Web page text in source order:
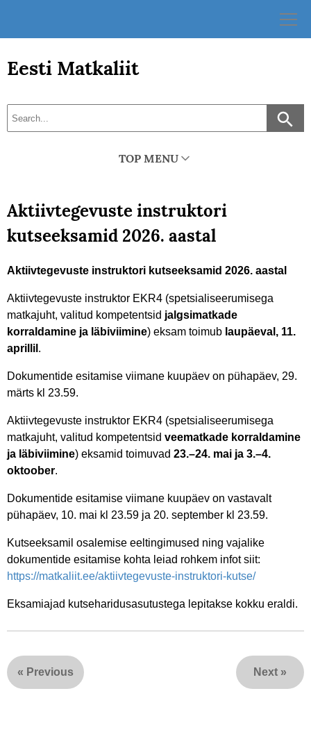
Eesti Matkaliit
TOP MENU
Aktiivtegevuste instruktori
kutseeksamid 2026. aastal
Aktiivtegevuste instruktori kutseeksamid 2026. aastal
Aktiivtegevuste instruktor EKR4 (spetsialiseerumisega
matkajuht, valitud kompetentsid jalgsimatkade
korraldamine ja läbiviimine) eksam toimub laupäeval, 11.
aprillil .
Dokumentide esitamise viimane kuupäev on pühapäev, 29.
märts kl 23.59.
Aktiivtegevuste instruktor EKR4 (spetsialiseerumisega
matkajuht, valitud kompetentsid veematkade korraldamine
ja läbiviimine) eksamid toimuvad 23.–24. mai ja 3.–4.
oktoober.
Dokumentide esitamise viimane kuupäev on vastavalt
pühapäev, 10. mai kl 23.59 ja 20. september kl 23.59.
Kutseeksamil osalemise eeltingimused ning vajalike
dokumentide esitamise kohta leiad rohkem infot siit:
https://matkaliit.ee/aktiivtegevuste-instruktori-kutse/
Eksamiajad kutseharidusasutustega lepitakse kokku eraldi.
« Previous Next »